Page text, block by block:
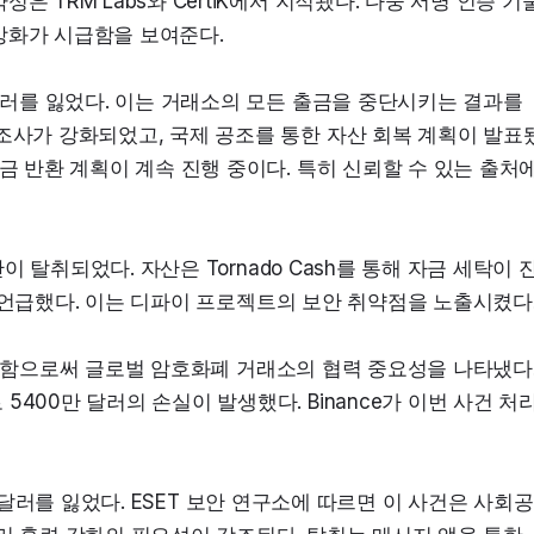
가 시급함을 보여준다.
잃었다. 이는 거래소의 모든 출금을 중단시키는 결과를
가 강화되었고, 국제 공조를 통한 자산 회복 계획이 발표
반환 계획이 계속 진행 중이다. 특히 신뢰할 수 있는 출처에
탈취되었다. 자산은 Tornado Cash를 통해 자금 세탁이
했다. 이는 디파이 프로젝트의 보안 취약점을 노출시켰
로써 글로벌 암호화폐 거래소의 협력 중요성을 나타냈
만 달러의 손실이 발생했다. Binance가 이번 사건 처리
를 잃었다. ESET 보안 연구소에 따르면 이 사건은 사회공